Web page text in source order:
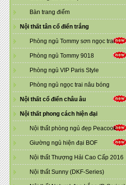
Bàn trang điểm
Nội thất tân cổ điển trắng
Phòng ngủ Tommy sơn ngọc trai
Phòng ngủ Tommy 9018
Phòng ngủ VIP Paris Style
Phòng ngủ ngọc trai nâu bóng
Nội thất cổ điển châu âu
Nội thất phong cách hiện đại
Nội thất phòng ngủ đẹp Peacook
Giường ngủ hiện đại BOF
Nội thất Thượng Hải Cao Cấp 2016
Nội thất Sunny (DKF-Series)